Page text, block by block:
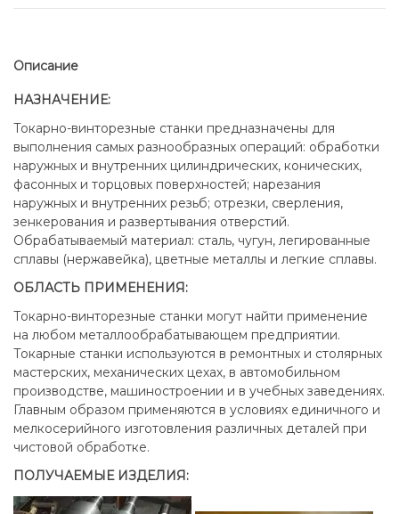
Описание
НАЗНАЧЕНИЕ:
Токарно-винторезные станки предназначены для
выполнения самых разнообразных операций: обработки
наружных и внутренних цилиндрических, конических,
фасонных и торцовых поверхностей; нарезания
наружных и внутренних резьб; отрезки, сверления,
зенкерования и развертывания отверстий.
Обрабатываемый материал: сталь, чугун, легированные
сплавы (нержавейка), цветные металлы и легкие сплавы.
ОБЛАСТЬ ПРИМЕНЕНИЯ:
Токарно-винторезные станки могут найти применение
на любом металлообрабатывающем предприятии.
Токарные станки используются в ремонтных и столярных
мастерских, механических цехах, в автомобильном
производстве, машиностроении и в учебных заведениях.
Главным образом применяются в условиях единичного и
мелкосерийного изготовления различных деталей при
чистовой обработке.
ПОЛУЧАЕМЫЕ ИЗДЕЛИЯ :